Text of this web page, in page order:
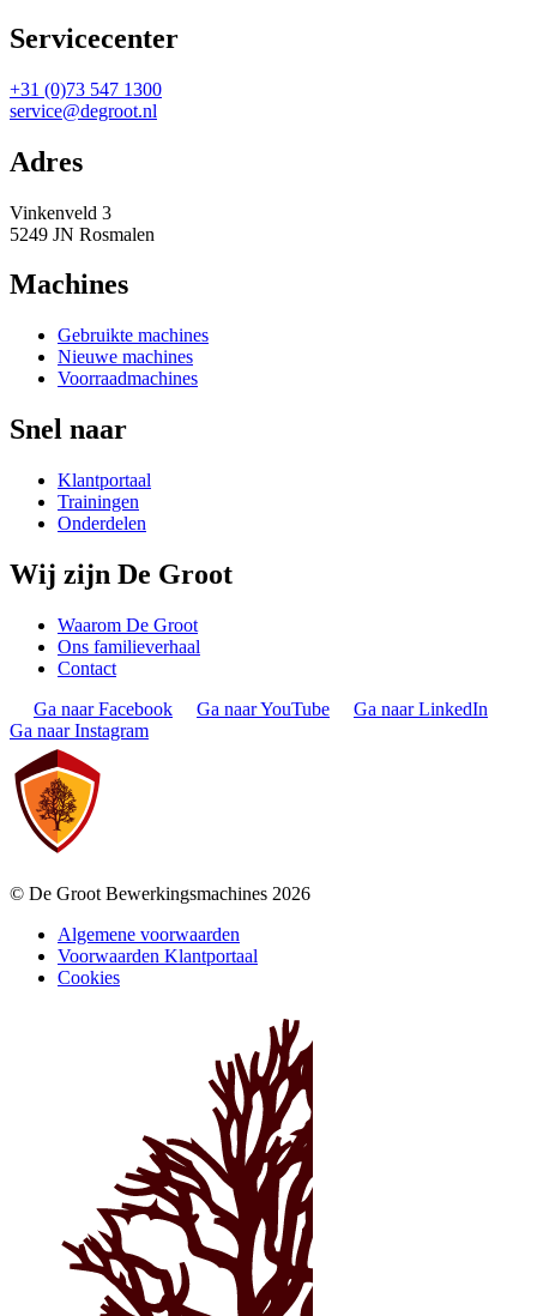
Servicecenter
+31 (0)73 547 1300
service@degroot.nl
Adres
Vinkenveld 3
5249 JN Rosmalen
Machines
Gebruikte machines
Nieuwe machines
Voorraadmachines
Snel naar
Klantportaal
Trainingen
Onderdelen
Wij zijn De Groot
Waarom De Groot
Ons familieverhaal
Contact
Ga naar Facebook
Ga naar YouTube
Ga naar LinkedIn
Ga naar Instagram
© De Groot Bewerkingsmachines 2026
Algemene voorwaarden
Voorwaarden Klantportaal
Cookies